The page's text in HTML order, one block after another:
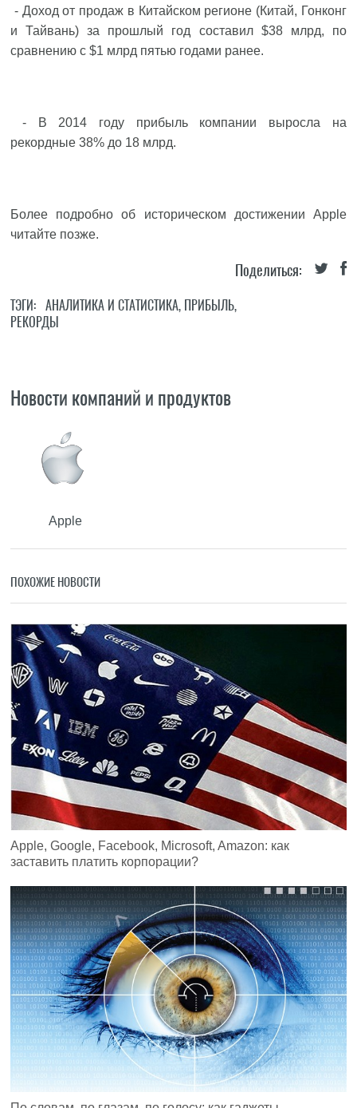
- Доход от продаж в Китайском регионе (Китай, Гонконг
и Тайвань) за прошлый год составил $38 млрд, по
сравнению с $1 млрд пятью годами ранее.
- В 2014 году прибыль компании выросла на
рекордные 38% до 18 млрд.
Более подробно об историческом достижении Apple
читайте позже.
Поделиться:
ТЭГИ: АНАЛИТИКА И СТАТИСТИКА, ПРИБЫЛЬ,
РЕКОРДЫ
Новости компаний и продуктов
Apple
ПОХОЖИЕ НОВОСТИ
Apple, Google, Facebook, Microsoft, Amazon: как
заставить платить корпорации?